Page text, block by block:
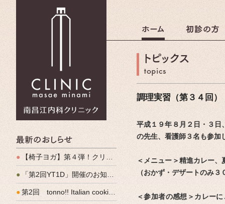
最新のおしらせ
●
【椅子ヨガ】第４弾！クリパルヨガ教室のご案内
● 「第2回YT1D」開催のお知らせ
●第2回 tonno!! Italian cooking 開催しました
調理実習（第３４回）
平成１９年８月２日・３日
の先生、看護師３名も参加
＜メニュー＞精進カレー
（おかず・デザートのみ
＜参加者の感想＞カレー